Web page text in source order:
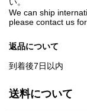
We can ship
please contact us
返品について
到着後7日以内
送料について